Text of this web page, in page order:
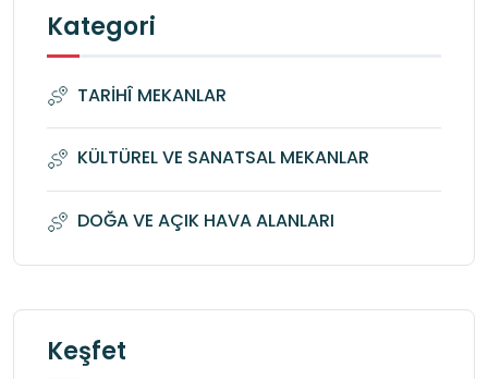
Kategori
TARİHÎ MEKANLAR
KÜLTÜREL VE SANATSAL MEKANLAR
DOĞA VE AÇIK HAVA ALANLARI
Keşfet